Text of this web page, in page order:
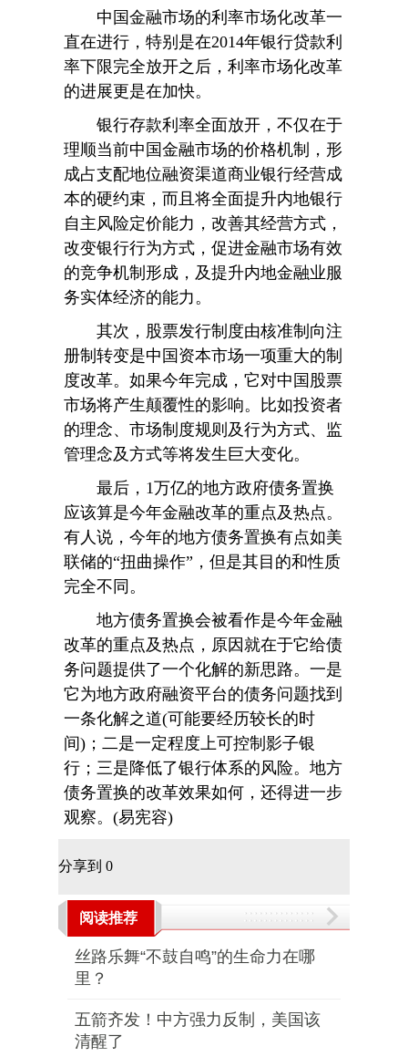
中国金融市场的利率市场化改革一
直在进行，特别是在2014年银行贷款利
率下限完全放开之后，利率市场化改革
的进展更是在加快。
银行存款利率全面放开，不仅在于
理顺当前中国金融市场的价格机制，形
成占支配地位融资渠道商业银行经营成
本的硬约束，而且将全面提升内地银行
自主风险定价能力，改善其经营方式，
改变银行行为方式，促进金融市场有效
的竞争机制形成，及提升内地金融业服
务实体经济的能力。
其次，股票发行制度由核准制向注
册制转变是中国资本市场一项重大的制
度改革。如果今年完成，它对中国股票
市场将产生颠覆性的影响。比如投资者
的理念、市场制度规则及行为方式、监
管理念及方式等将发生巨大变化。
最后，1万亿的地方政府债务置换
应该算是今年金融改革的重点及热点。
有人说，今年的地方债务置换有点如美
联储的“扭曲操作”，但是其目的和性质
完全不同。
地方债务置换会被看作是今年金融
改革的重点及热点，原因就在于它给债
务问题提供了一个化解的新思路。一是
它为地方政府融资平台的债务问题找到
一条化解之道(可能要经历较长的时
间)；二是一定程度上可控制影子银
行；三是降低了银行体系的风险。地方
债务置换的改革效果如何，还得进一步
观察。(易宪容)
分享到 0
阅读推荐
丝路乐舞“不鼓自鸣”的生命力在哪
里？
五箭齐发！中方强力反制，美国该
清醒了